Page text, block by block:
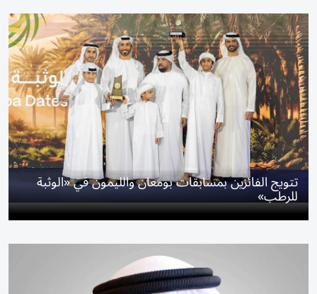
تتويج الفائزين بمسابقات بومعان والليمون في «الوثبة
للرطب»